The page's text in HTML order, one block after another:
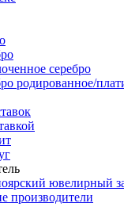
серебро
родированное/
ювелирный
производители